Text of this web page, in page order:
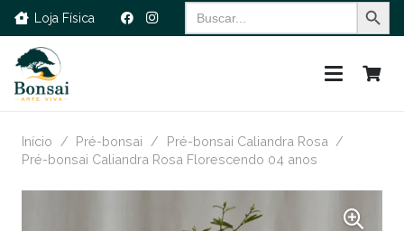
Loja Física
Search
for:
Início / Pré-bonsai / Pré-bonsai Caliandra Rosa /
Pré-bonsai Caliandra Rosa Florescendo 04 anos